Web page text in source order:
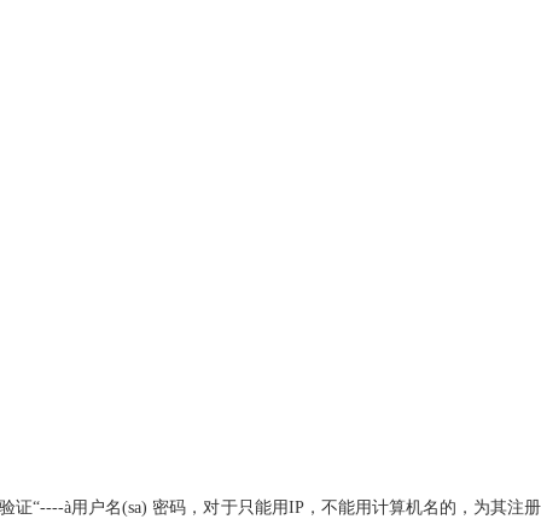
“----à用户名(sa) 密码，对于只能用IP，不能用计算机名的，为其注